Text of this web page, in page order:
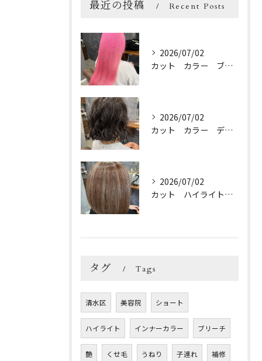
最近の投稿 Recent Posts
2026/07/02
カット カラー ブリーチ トリートメント
2026/07/02
カット カラー デジパ トリートメント
2026/07/02
カット ハイライトカラー トリートメント
タグ Tags
清水区 美容院 ショート
ハイライト インナーカラー ブリーチ
艶 くせ毛 うねり 子連れ 補修